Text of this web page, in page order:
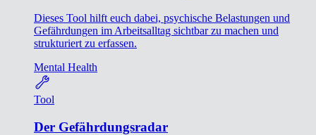
Dieses Tool hilft euch dabei, psychische Belastungen und
Gefährdungen im Arbeitsalltag sichtbar zu machen und
strukturiert zu erfassen.
Mental Health
Tool
Der Gefährdungsradar